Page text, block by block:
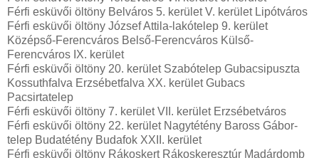
Férfi esküvői öltöny Belváros 5. kerület V. kerület Lipótváros
Férfi esküvői öltöny József Attila-lakótelep 9. kerület
Középső-Ferencváros Belső-Ferencváros Külső-
Ferencváros IX. kerület
Férfi esküvői öltöny 20. kerület Szabótelep Gubacsipuszta
Kossuthfalva Erzsébetfalva XX. kerület Gubacs
Pacsirtatelep
Férfi esküvői öltöny 7. kerület VII. kerület Erzsébetváros
Férfi esküvői öltöny 22. kerület Nagytétény Baross Gábor-
telep Budatétény Budafok XXII. kerület
Férfi esküvői öltöny Rákoskert Rákoskeresztúr Madárdomb